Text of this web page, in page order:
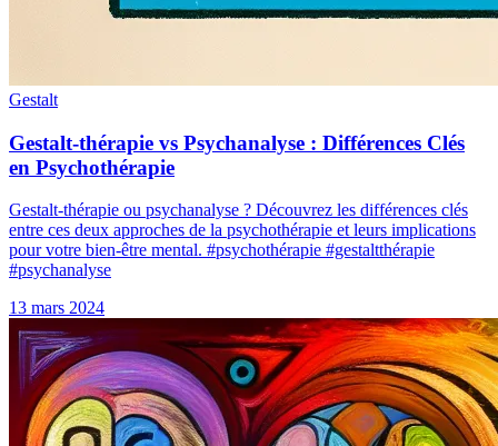
Gestalt
Gestalt-thérapie vs Psychanalyse : Différences Clés
en Psychothérapie
Gestalt-thérapie ou psychanalyse ? Découvrez les différences clés
entre ces deux approches de la psychothérapie et leurs implications
pour votre bien-être mental. #psychothérapie #gestaltthérapie
#psychanalyse
13 mars 2024